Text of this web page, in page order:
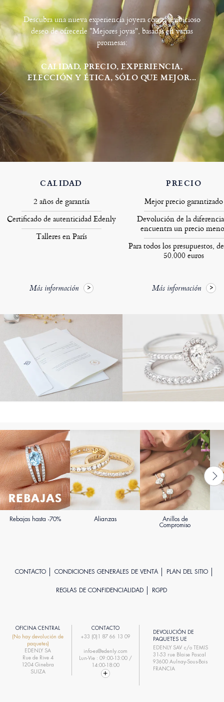
Descubra una nueva experiencia joyera con el ambicioso
deseo de ofrecerle "Mejores joyas", basadas en varias
promesas:
CALIDAD, PRECIO, EXPERIENCIA,
ELECCIÓN Y ÉTICA, SÓLO QUE MEJOR...
CALIDAD
2 años de garantía
Certificado de autenticidad Edenly
Talleres en París
Más información
PRECIO
Mejor precio garantizado
Devolución de la
encuentra un precio
Para todos los presupuestos,
50.000 euros
Más información
Rebajas hasta -70% Alianzas Anillos de
Compromiso
CONTACTO CONDICIONES GENERALES DE VENTA PLAN DEL SITIO
REGLAS DE CONFIDENCIALIDAD RGPD
OFICINA CENTRAL
(No hay devolución de
paquetes)
EDENLY SA
Rue de Rive 4
1204 Ginebra
SUIZA
CONTACTO
+33 (0)1 87 66 13 09
info-es@edenly.com
Lun-Vie : 09:00-13:00 /
14:00-18:00
DEVOLUCIÓN DE
PAQUETES UE
EDENLY SAV c/o TEMIS
31-53 rue Blaise Pascal
93600 Aulnay-Sous-Bois
FRANCIA